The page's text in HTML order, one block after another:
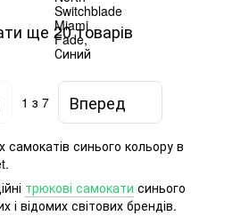
ще 20 товарів
1 з 7 Вперед
синього кольору в
трюкові самокати синього
і відомих світових брендів.